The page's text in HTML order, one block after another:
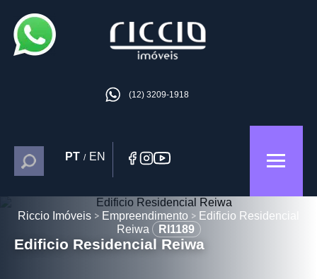
(12) 3209-1918
PT / EN
Riccio Imóveis Empreendimento
Edificio Residencial
Reiwa
RI1189
Edificio Residencial Reiwa